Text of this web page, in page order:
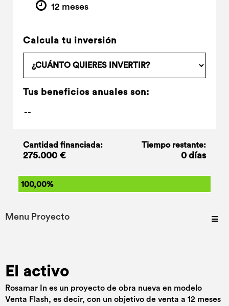
12 meses
Calcula tu inversión
Tus beneficios anuales son:
Cantidad financiada:
275.000 €
Tiempo restante:
0 días
100,00%
Menu Proyecto
El activo
Rosamar In es un proyecto de obra nueva en modelo
Venta Flash, es decir, con un objetivo de venta a 12 meses